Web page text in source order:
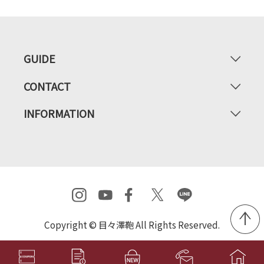
GUIDE
CONTACT
INFORMATION
Copyright © 目々澤鞄 All Rights Reserved.